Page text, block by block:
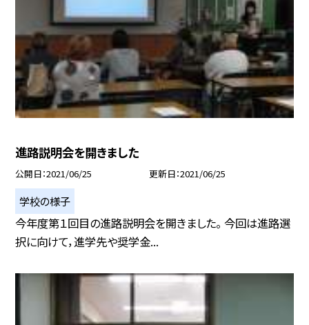
進路説明会を開きました
公開日 2021/06/25 更新日 2021/06/25
学校の様子
今年度第１回目の進路説明会を開きました。 今回は進路選
択に向けて，進学先や奨学金...